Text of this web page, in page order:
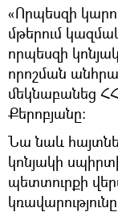
«Որպեսզի
մթերում
որպեսզի
որոշման
մեկնաբանեց
Քերոբյանը։
Նա նաև
կոնյակի
պետտուրքի